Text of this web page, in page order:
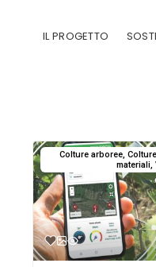
IL PROGETTO
Colture arboree,
materiali,